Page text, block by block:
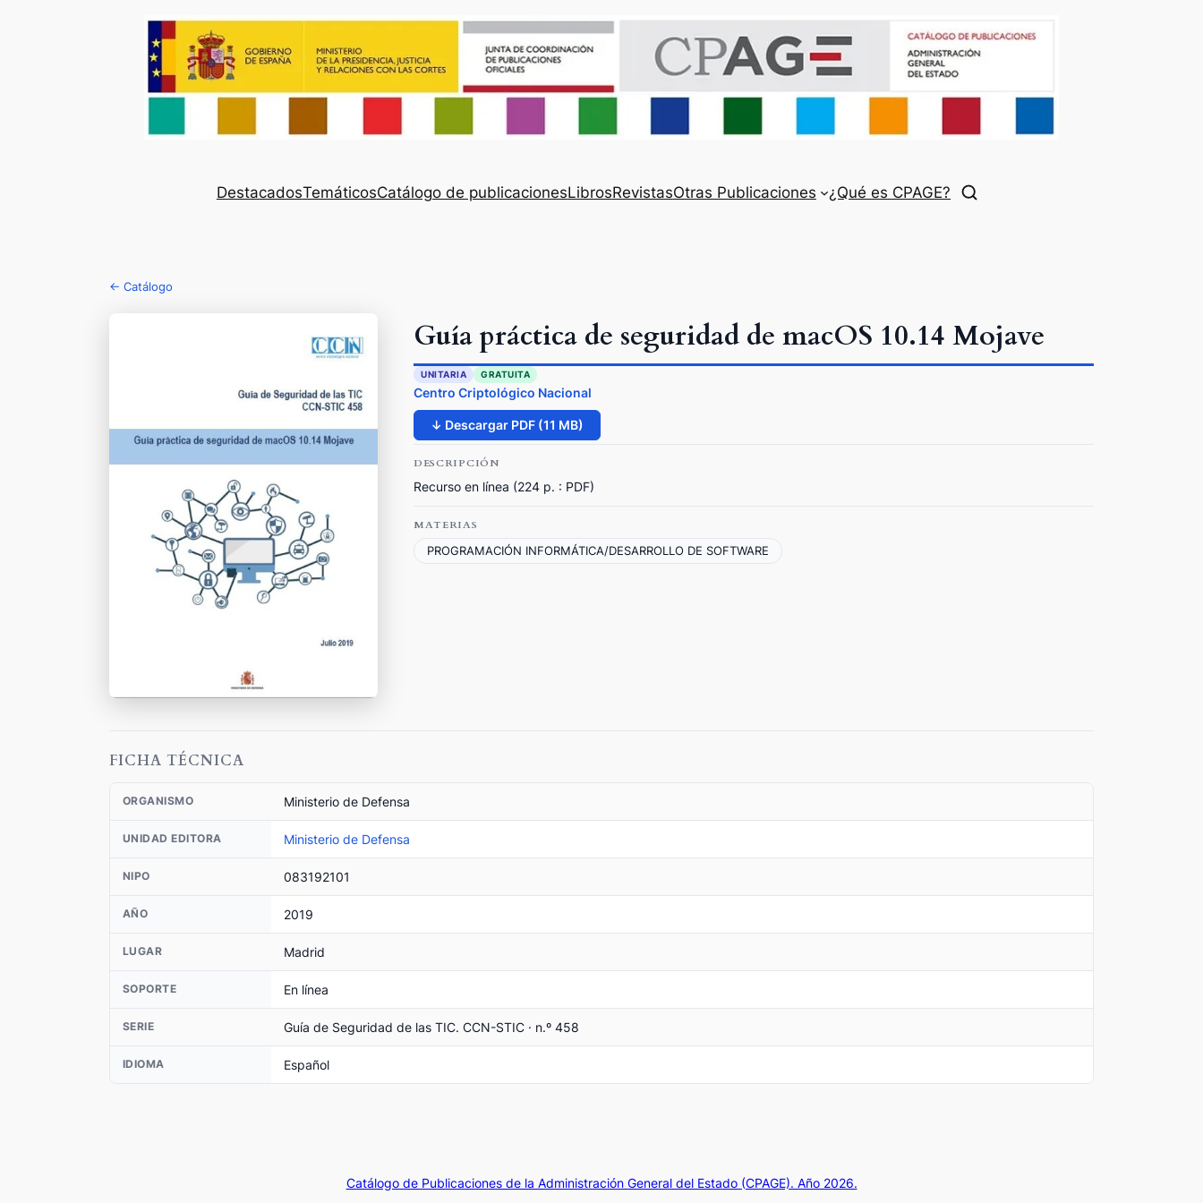
DestacadosTemáticosCatálogo de publicacionesLibrosRevistasOtras Publicaciones ¿Qué es CPAGE?
← Catálogo
Guía práctica de seguridad de macOS 10.14 Mojave
UNITARIA GRATUITA
Centro Criptológico Nacional
↓ Descargar PDF (11 MB)
DESCRIPCIÓN
Recurso en línea (224 p. : PDF)
MATERIAS
PROGRAMACIÓN INFORMÁTICA/DESARROLLO DE SOFTWARE
FICHA TÉCNICA
ORGANISMO Ministerio de Defensa
UNIDAD EDITORA Ministerio de Defensa
NIPO 083192101
AÑO 2019
LUGAR Madrid
SOPORTE En línea
SERIE Guía de Seguridad de las TIC. CCN-STIC · n.º 458
IDIOMA Español
Catálogo de Publicaciones de la Administración General del Estado (CPAGE). Año 2026.